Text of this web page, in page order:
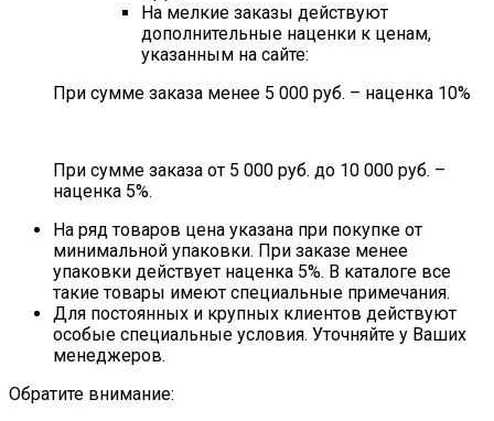
На мелкие заказы действуют
дополнительные наценки к ценам,
указанным на сайте:
При сумме заказа менее 5 000 руб. – наценка 10%
При сумме заказа от 5 000 руб. до 10 000 руб. –
наценка 5%.
На ряд товаров цена указана при покупке от
минимальной упаковки. При заказе менее
упаковки действует наценка 5%. В каталоге все
такие товары имеют специальные примечания.
Для постоянных и крупных клиентов действуют
особые специальные условия. Уточняйте у Ваших
менеджеров.
Обратите внимание: